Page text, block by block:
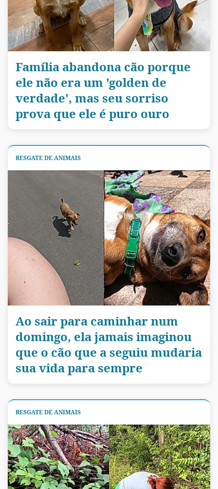
Família abandona cão porque
ele não era um 'golden de
verdade', mas seu sorriso
prova que ele é puro ouro
RESGATE DE ANIMAIS
Ao sair para caminhar num
domingo, ela jamais imaginou
que o cão que a seguiu mudaria
sua vida para sempre
RESGATE DE ANIMAIS